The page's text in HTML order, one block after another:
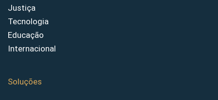
Justiça
Tecnologia
Educação
Internacional
Soluções